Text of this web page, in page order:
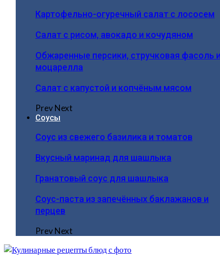
Картофельно-огуречный салат с лососем
Салат с рисом, авокадо и кочудяном
Обжаренные персики, стручковая фасоль
моцарелла
Салат с капустой и копчёным мясом
PrevNext
Соусы
Соус из свежего базилика и томатов
Вкусный маринад для шашлыка
Гранатовый соус для шашлыка
Соус-паста из запечённых баклажанов и
перцев
PrevNext